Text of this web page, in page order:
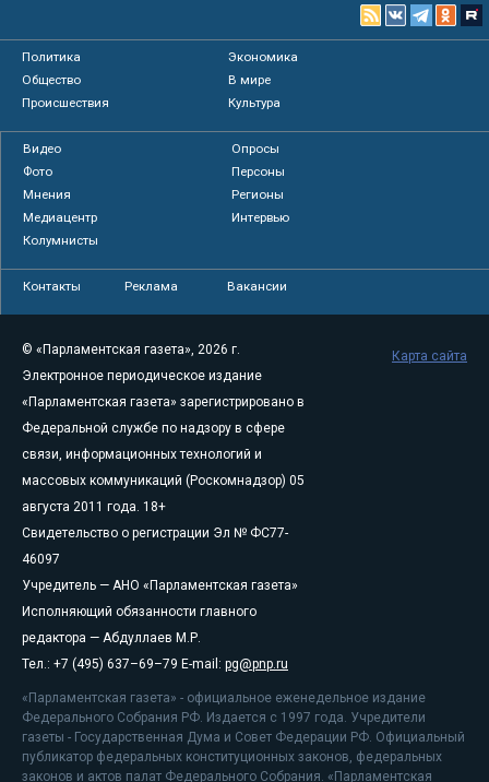
Политика
Экономика
Общество
В мире
Происшествия
Культура
Видео
Опросы
Фото
Персоны
Мнения
Регионы
Медиацентр
Интервью
Колумнисты
Контакты Реклама Вакансии
© «Парламентская газета», 2026 г.
Электронное периодическое издание
«Парламентская газета» зарегистрировано в
Федеральной службе по надзору в сфере
связи, информационных технологий и
массовых коммуникаций (Роскомнадзор) 05
августа 2011 года. 18+
Свидетельство о регистрации Эл № ФС77-
46097
Учредитель — АНО «Парламентская газета»
Исполняющий обязанности главного
редактора — Абдуллаев М.Р.
Тел.: +7 (495) 637–69–79 E-mail: pg@pnp.ru
«Парламентская газета» - официальное еженедельное издание
Федерального Собрания РФ. Издается с 1997 года. Учредители
газеты - Государственная Дума и Совет Федерации РФ. Официальный
публикатор федеральных конституционных законов, федеральных
законов и актов палат Федерального Собрания. «Парламентская
Карта сайта